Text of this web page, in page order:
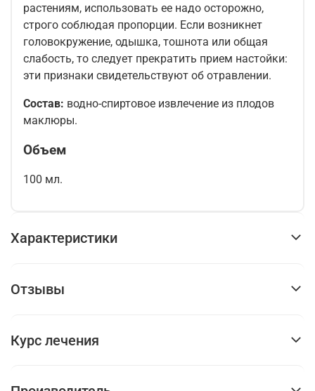
растениям, использовать ее надо осторожно,
строго соблюдая пропорции. Если возникнет
головокружение, одышка, тошнота или общая
слабость, то следует прекратить прием настойки:
эти признаки свидетельствуют об отравлении.
Состав: водно-спиртовое извлечение из плодов
маклюры.
Объем
100 мл.
Характеристики
Отзывы
Курс лечения